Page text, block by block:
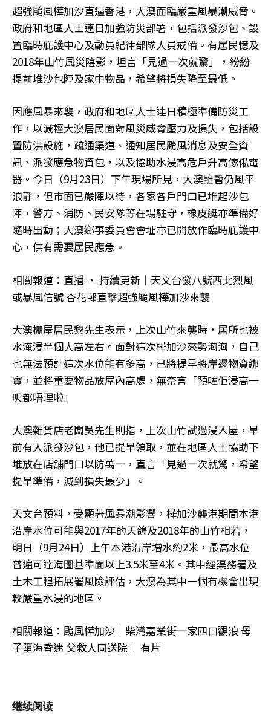
超強颱風樺加沙直逼香港，大澳面臨嚴重風暴潮威脅。
政府和地區人士連日加強防災部署，包括派發沙包、設
置臨時庇護中心及動員紀律部隊人員戒備。有居民憶及
2018年山竹風災陰影，坦言「見過一次就驚」，紛紛
提前堆沙包陣及家中物品，希望將損失降至最低。
因應風暴來襲，政府和地區人士連日積極準備防災工
作，以減輕大澳居民面對風災威脅壓力及損失，包括設
置防洪設施，疏通渠道、通知居民颱風消息及安全資
訊、派發應急物資包，以及協助水浸高危戶升高傢俬電
器。今日（9月23日）下午現場所見，大澳雖暫仍風平
浪靜，但市面已嚴陣以待，各家各戶門口已堆起沙包
陣，警方、消防、民安隊等在場駐守，橡皮艇亦準備好
隨時出動；大澳鄉事委員會會址亦已開放作臨時庇護中
心，供有需要居民應急。
相關報道：直播 ‧ 持續更新｜天文台發八號西北烈風
或暴風信號 杏花邨直撃超強颱風樺加沙來襲
大澳棚屋居民黎先生表示，上次山竹來襲時，居所也被
水淹浸半個人高左右。面對這次樺加沙來勢洶洶，自己
也無法預計這次水位能有多高，已將提早將岸邊物資綁
實，並將重要物品放屋內高處，無奈言「預咗佢浸高一
呎都唔理啦」
大澳雜貨店老闆吳先生則指，上次山竹試過浸入屋，早
前有人派發沙包，他已提早領取，並在地區人士協助下
堆放在店舖門口以防萬一，直言「見過一次就驚，希望
提早準備，減到損失最少」。
天文台預料，受顯著風暴潮影響，樺加沙襲港期間本港
沿岸水位可能與2017年的天鴿及2018年的山竹相若，
明日（9月24日）上午本港沿岸增水約2米，最高水位
普遍可達海圖基準面以上3.5米至4米。其中經渠務署及
土木工程拓展署風險評估，大澳為其中一個有機會出現
較嚴重水浸的地區。
相關報道：颱風樺加沙｜柴灣嘉業街一家四口觀浪 母
子墮海昏迷 父救人同送院 │有片
继续阅读